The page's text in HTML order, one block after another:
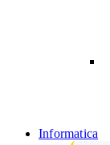
Informatica